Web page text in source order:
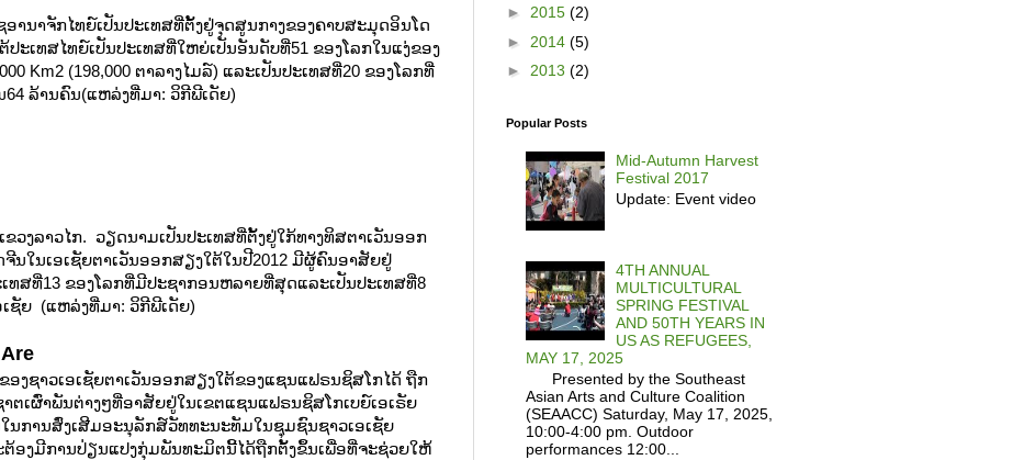
ານາຈັກໄທຍ໌ເປັນປະເທສທີ່ຕັ້ງຢູ່ຈຸດສູນກາງຂອງຄາບສະມຸດອິນໂດ
ປະເທສໄທຍ໌ເປັນປະເທສທີ່ໃຫຍ່ເປັນອັນດັບທີ່51 ຂອງໂລກໃນແງ່ຂອງ
Km2 (198,000 ຕາລາງໄມລ໌) ແລະເປັນປະເທສທີ່20 ຂອງໂລກທີ່
ລ້ານຄົນ(ແຫລ່ງທີ່ມາ: ວິກີພີເດັຍ)
ວງລາວໄກ. ວຽດນາມເປັນປະເທສທີ່ຕັ້ງຢູ່ໃກ້ທາງທິສຕາເວັນອອກ
ນໃນເອເຊັຍຕາເວັນອອກສຽງໃຕ້ໃນປີ2012 ມີຜູ້ຄົນອາສັຍຢູ່
ທສທີ່13 ຂອງໂລກທີ່ມີປະຊາກອນຫລາຍທີ່ສຸດແລະເປັນປະເທສທີ່8
ຊັຍ (ແຫລ່ງທີ່ມາ: ວິກີພີເດັຍ)
ງຊາວເອເຊັຍຕາເວັນອອກສຽງໃຕ້ຂອງແຊນແຟຣນຊິສໂກໄດ້ ຖືກ
າຕເຜົ່າພັນຕ່າງໆທີ່ອາສັຍຢູ່ໃນເຂຕແຊນແຟຣນຊິສໂກເບຍ໌ເອເຣັຍ
ນການສົ່ງເສີມອະນຸລັກສ໌ວັທທະນະທັມໃນຊຸມຊົນຊາວເອເຊັຍ
ຕ້ອງມີການປ່ຽນແປງກຸ່ມພັນທະມິຕນີ້ໄດ້ຖືກຕັ້ງຂຶ້ນເພື່ອທີ່ຈະຊ່ວຍໃຫ້
► 2015 (2)
► 2014 (5)
► 2013 (2)
Popular Posts
Mid-Autumn Harvest
Festival 2017
Update: Event video
4TH ANNUAL
MULTICULTURAL
SPRING FESTIVAL
AND 50TH YEARS IN
US AS REFUGEES,
MAY 17, 2025
Presented by the Southeast
Asian Arts and Culture Coalition
(SEAACC) Saturday, May 17, 2025,
10:00-4:00 pm. Outdoor
performances 12:00...